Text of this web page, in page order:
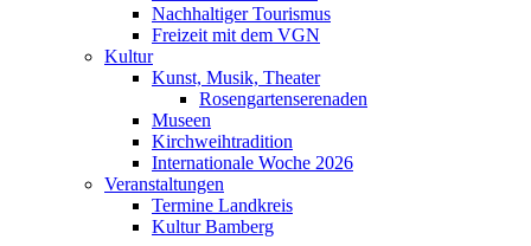
Nachhaltiger Tourismus
Freizeit mit dem VGN
Kultur
Kunst, Musik, Theater
Rosengartenserenaden
Museen
Kirchweihtradition
Internationale Woche 2026
Veranstaltungen
Termine Landkreis
Kultur Bamberg